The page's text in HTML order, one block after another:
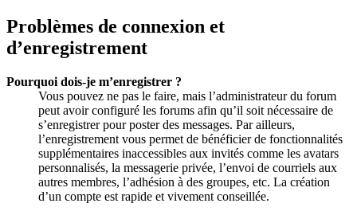
Problèmes de connexion et
d’enregistrement
Pourquoi dois-je m’enregistrer ?
Vous pouvez ne pas le faire, mais l’administrateur du forum
peut avoir configuré les forums afin qu’il soit nécessaire de
s’enregistrer pour poster des messages. Par ailleurs,
l’enregistrement vous permet de bénéficier de fonctionnalités
supplémentaires inaccessibles aux invités comme les avatars
personnalisés, la messagerie privée, l’envoi de courriels aux
autres membres, l’adhésion à des groupes, etc. La création
d’un compte est rapide et vivement conseillée.